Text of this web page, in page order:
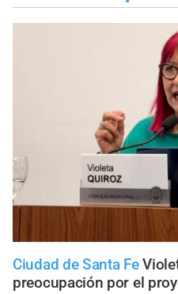
Ciudad de Santa Fe
preocupación por el